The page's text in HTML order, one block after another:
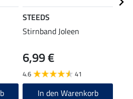
STEEDS
Stirnband Joleen
6,99 €
4.6 41
In den Warenkorb